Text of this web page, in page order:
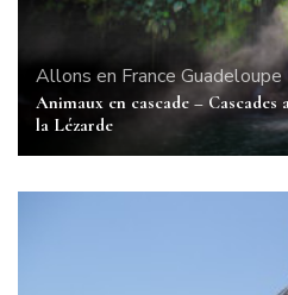
Allons en France Guadeloupe
Animaux en cascade – Cascades
la Lézarde